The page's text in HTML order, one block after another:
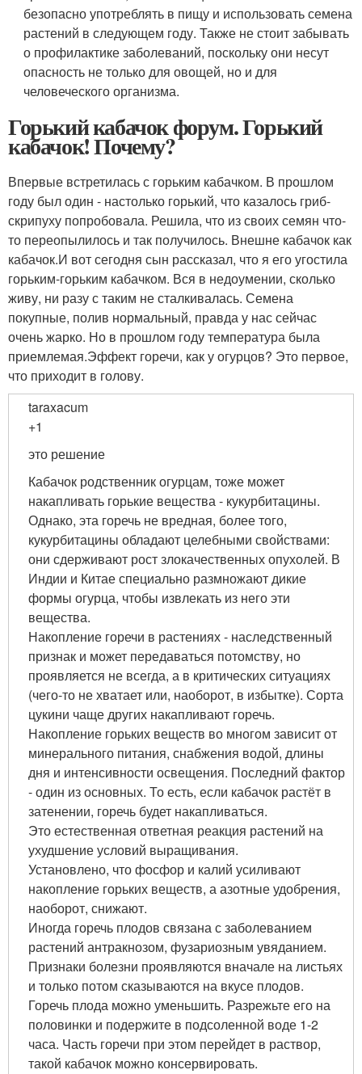
безопасно употреблять в пищу и использовать семена
растений в следующем году. Также не стоит забывать
о профилактике заболеваний, поскольку они несут
опасность не только для овощей, но и для
человеческого организма.
Горький кабачок форум. Горький
кабачок! Почему?
Впервые встретилась с горьким кабачком. В прошлом
году был один - настолько горький, что казалось гриб-
скрипуху попробовала. Решила, что из своих семян что-
то переопылилось и так получилось. Внешне кабачок как
кабачок.И вот сегодня сын рассказал, что я его угостила
горьким-горьким кабачком. Вся в недоумении, сколько
живу, ни разу с таким не сталкивалась. Семена
покупные, полив нормальный, правда у нас сейчас
очень жарко. Но в прошлом году температура была
приемлемая.Эффект горечи, как у огурцов? Это первое,
что приходит в голову.
taraxacum
+1
это решение
Кабачок родственник огурцам, тоже может
накапливать горькие вещества - кукурбитацины.
Однако, эта горечь не вредная, более того,
кукурбитацины обладают целебными свойствами:
они сдерживают рост злокачественных опухолей. В
Индии и Китае специально размножают дикие
формы огурца, чтобы извлекать из него эти
вещества.
Накопление горечи в растениях - наследственный
признак и может передаваться потомству, но
проявляется не всегда, а в критических ситуациях
(чего-то не хватает или, наоборот, в избытке). Сорта
цукини чаще других накапливают горечь.
Накопление горьких веществ во многом зависит от
минерального питания, снабжения водой, длины
дня и интенсивности освещения. Последний фактор
- один из основных. То есть, если кабачок растёт в
затенении, горечь будет накапливаться.
Это естественная ответная реакция растений на
ухудшение условий выращивания.
Установлено, что фосфор и калий усиливают
накопление горьких веществ, а азотные удобрения,
наоборот, снижают.
Иногда горечь плодов связана с заболеванием
растений антракнозом, фузариозным увяданием.
Признаки болезни проявляются вначале на листьях
и только потом сказываются на вкусе плодов.
Горечь плода можно уменьшить. Разрежьте его на
половинки и подержите в подсоленной воде 1-2
часа. Часть горечи при этом перейдет в раствор,
такой кабачок можно консервировать.